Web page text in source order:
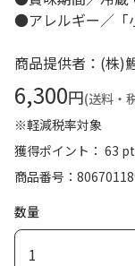
●アレルギー／「
商品提供者：(株
6,300円(送料・
※軽減税率対象
獲得ポイント： 63 pt
商品番号
数量
1